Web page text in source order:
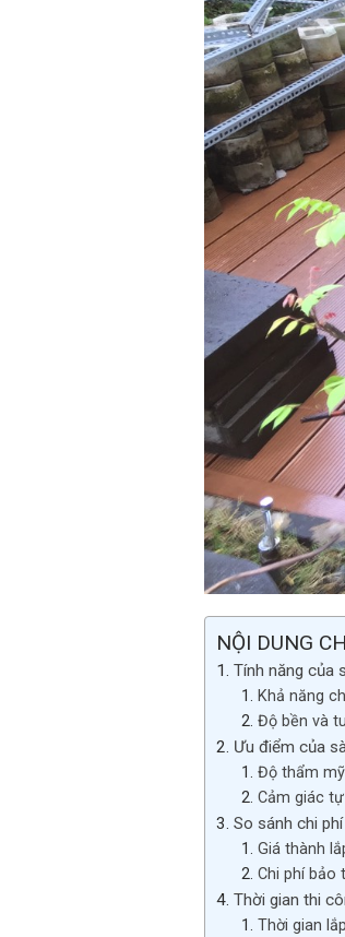
NỘI DUNG
Tính năng của
Khả năng
Độ bền và
Ưu điểm của
Độ thẩm
Cảm giác
So sánh chi
Giá thành
Chi phí bảo
Thời gian thi
Thời gian